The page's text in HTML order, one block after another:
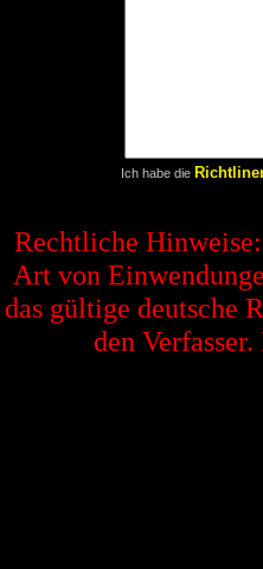
Ich habe die
Rechtliche
Art von
das gültige deutsche
den